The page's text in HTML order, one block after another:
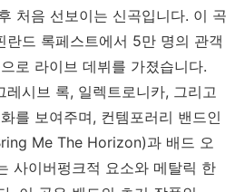
처음 선보이는 신곡입니다. 이 곡
란드 록페스트에서 5만 명의 관객
로 라이브 데뷔를 가졌습니다.
레시브 록, 일렉트로니카, 그리고
를 보여주며, 컨템포러리 밴드인
Me The Horizon)과 배드 오
사이버펑크적 요소와 메탈릭 한